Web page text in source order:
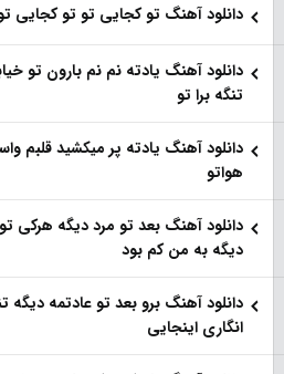
دانلود آهنگ تو کجایی تو تو کجایی
دانلود آهنگ یادته نم نم بارون تو
تنگه برا تو
دانلود آهنگ یادته پر میکشید قلبم
هواتو
دانلود آهنگ بعد تو مرد دیگه هرکی
دیگه به من کم بود
دانلود آهنگ برو بعد تو عادتمه
انگاری اینجایی